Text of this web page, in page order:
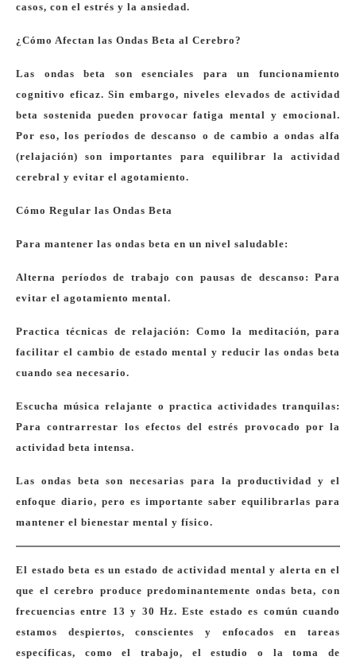
casos, con el estrés y la ansiedad.
¿Cómo Afectan las Ondas Beta al Cerebro?
Las ondas beta son esenciales para un funcionamiento
cognitivo eficaz. Sin embargo, niveles elevados de actividad
beta sostenida pueden provocar fatiga mental y emocional.
Por eso, los períodos de descanso o de cambio a ondas alfa
(relajación) son importantes para equilibrar la actividad
cerebral y evitar el agotamiento.
Cómo Regular las Ondas Beta
Para mantener las ondas beta en un nivel saludable:
Alterna períodos de trabajo con pausas de descanso: Para
evitar el agotamiento mental.
Practica técnicas de relajación: Como la meditación, para
facilitar el cambio de estado mental y reducir las ondas beta
cuando sea necesario.
Escucha música relajante o practica actividades tranquilas:
Para contrarrestar los efectos del estrés provocado por la
actividad beta intensa.
Las ondas beta son necesarias para la productividad y el
enfoque diario, pero es importante saber equilibrarlas para
mantener el bienestar mental y físico.
El estado beta es un estado de actividad mental y alerta en el
que el cerebro produce predominantemente ondas beta, con
frecuencias entre 13 y 30 Hz. Este estado es común cuando
estamos despiertos, conscientes y enfocados en tareas
específicas, como el trabajo, el estudio o la toma de